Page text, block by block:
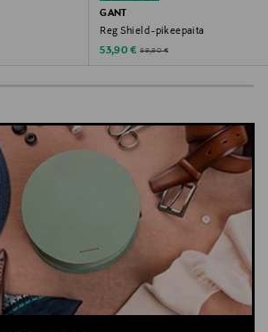
GANT
Reg Shield -pikeepaita
Discounted Price
53,90 € Original Price
89,90 €